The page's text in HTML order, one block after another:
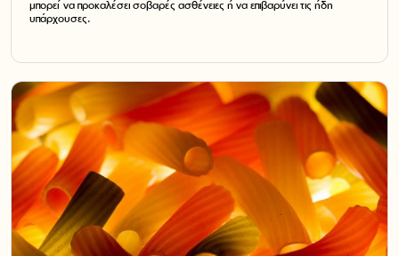
μπορεί να προκαλέσει σοβαρές ασθένειες ή να επιβαρύνει τις ήδη
υπάρχουσες.